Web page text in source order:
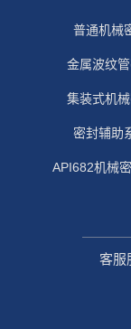
普通机械
金属波纹
集装式机
密封辅助
API682机械
客服